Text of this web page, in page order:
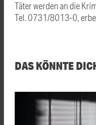
Täter werden an die
Tel. 0731/8013-0,
DAS KÖNNTE